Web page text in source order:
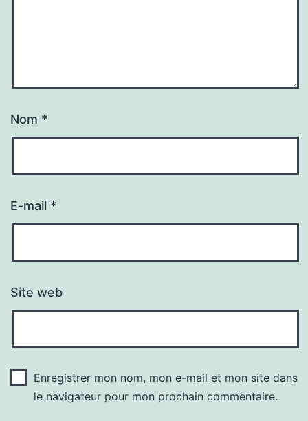
Nom *
E-mail *
Site web
Enregistrer mon nom, mon e-mail et mon site dans
le navigateur pour mon prochain commentaire.